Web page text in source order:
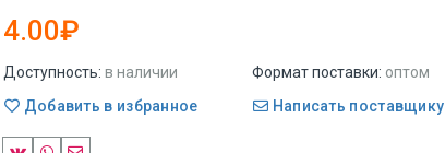
4.00₽
Доступность: в наличии Формат поставки: оптом
Добавить в избранное
Написать поставщику